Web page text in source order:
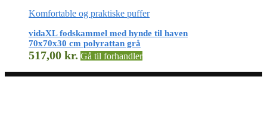
Komfortable og praktiske puffer
vidaXL fodskammel med hynde til haven
70x70x30 cm polyrattan grå
517,00 kr. Gå til forhandler